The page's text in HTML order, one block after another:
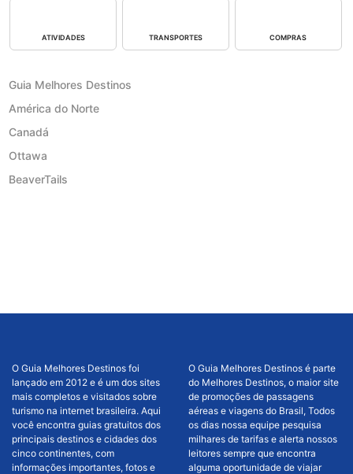
ATIVIDADES TRANSPORTES COMPRAS
Guia Melhores Destinos
América do Norte
Canadá
Ottawa
BeaverTails
O Guia Melhores Destinos foi
lançado em 2012 e é um dos sites
mais completos e visitados sobre
turismo na internet brasileira. Aqui
você encontra guias gratuitos dos
principais destinos e cidades dos
cinco continentes, com
informações importantes, fotos e
O Guia Melhores Destinos é parte
do Melhores Destinos, o maior site
de promoções de passagens
aéreas e viagens do Brasil, Todos
os dias nossa equipe pesquisa
milhares de tarifas e alerta nossos
leitores sempre que encontra
alguma oportunidade de viajar